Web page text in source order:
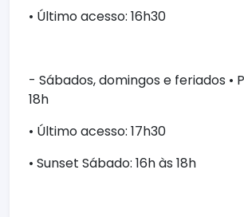
• Último acesso: 16h30
- Sábados, domingos e feriados •
18h
• Último acesso: 17h30
• Sunset Sábado: 16h às 18h